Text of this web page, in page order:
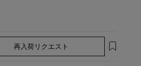
再入荷リクエスト